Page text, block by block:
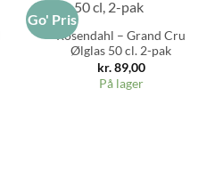
Go' Pris
Rosendahl – Grand Cru
Ølglas 50 cl. 2-pak
kr.89,00
På lager